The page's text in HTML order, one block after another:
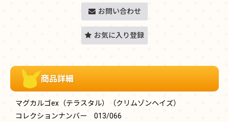
お問い合わせ
お気に入り登録
商品詳細
マグカルゴex（テラスタル）（クリムゾンヘイズ）
コレクションナンバー 013/066